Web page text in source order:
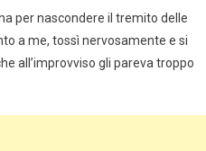
per nascondere il tremito delle
a me, tossì nervosamente e si
all’improvviso gli pareva troppo